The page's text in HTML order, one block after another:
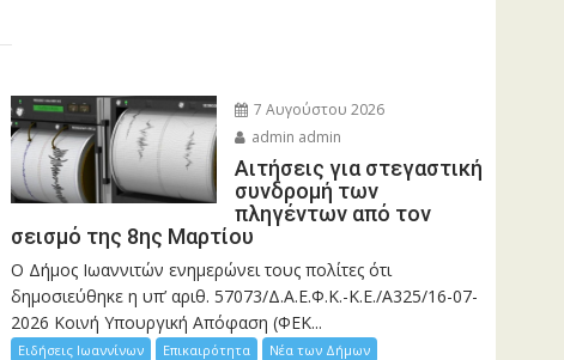
7 Αυγούστου 2026
admin admin
Αιτήσεις για στεγαστική
συνδρομή των
πληγέντων από τον
σεισμό της 8ης Μαρτίου
Ο Δήμος Ιωαννιτών ενημερώνει τους πολίτες ότι
δημοσιεύθηκε η υπ’ αριθ. 57073/Δ.Α.Ε.Φ.Κ.-Κ.Ε./Α325/16-07-
2026 Κοινή Υπουργική Απόφαση (ΦΕΚ...
Ειδήσεις Ιωαννίνων Επικαιρότητα Νέα των Δήμων